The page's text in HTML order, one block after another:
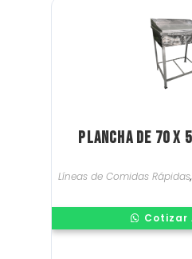
Plancha de 70 x
Líneas de Comidas Rápidas,
Cotizar